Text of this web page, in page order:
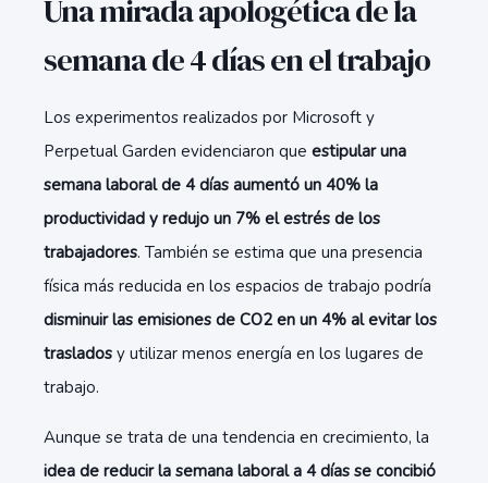
Una mirada apologética de la
semana de 4 días en el trabajo
Los experimentos realizados por Microsoft y
Perpetual Garden evidenciaron que estipular una
semana laboral de 4 días aumentó un 40% la
productividad y redujo un 7% el estrés de los
trabajadores. También se estima que una presencia
física más reducida en los espacios de trabajo podría
disminuir las emisiones de CO2 en un 4% al evitar los
traslados y utilizar menos energía en los lugares de
trabajo.
Aunque se trata de una tendencia en crecimiento, la
idea de reducir la semana laboral a 4 días se concibió